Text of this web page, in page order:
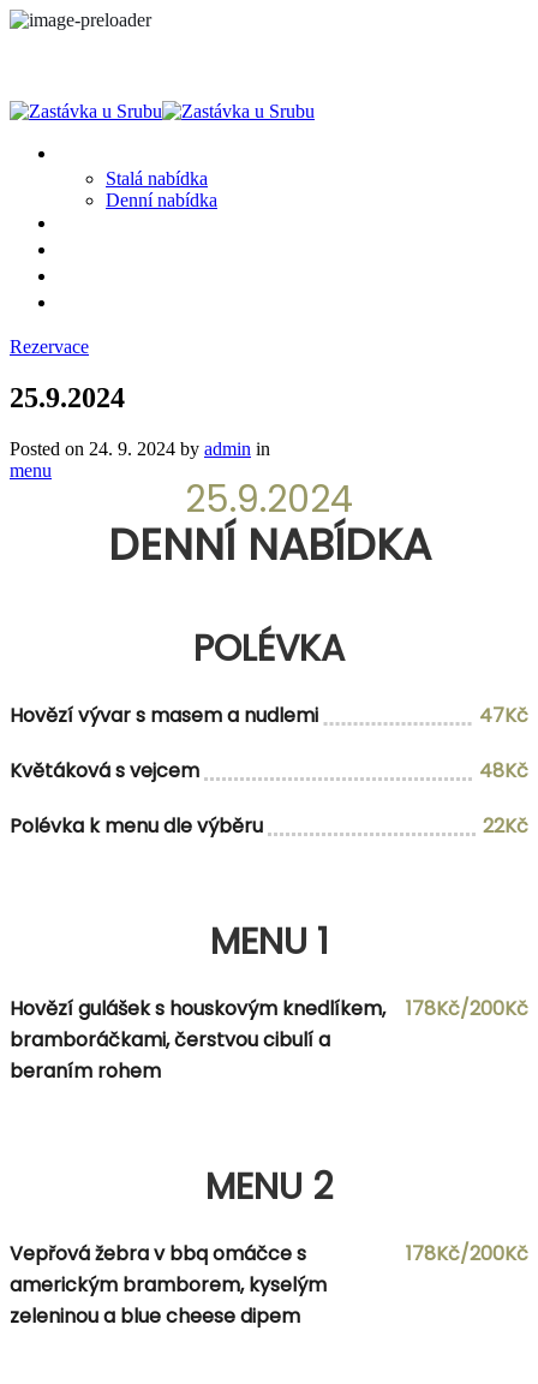
Stalá nabídka
Denní nabídka
Rezervace
25.9.2024
Posted on 24. 9. 2024 by admin in
menu
25.9.2024
DENNÍ NABÍDKA
POLÉVKA
Hovězí vývar s masem a nudlemi
47Kč
Květáková s vejcem
48Kč
Polévka k menu dle výběru
22Kč
MENU 1
Hovězí gulášek s houskovým knedlíkem,
bramboráčkami, čerstvou cibulí a
beraním rohem
178Kč/200Kč
MENU 2
Vepřová žebra v bbq omáčce s
americkým bramborem, kyselým
zeleninou a blue cheese dipem
178Kč/200Kč